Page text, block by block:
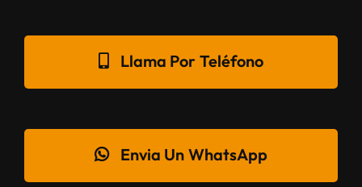
Llama Por Teléfono
Envia Un WhatsApp